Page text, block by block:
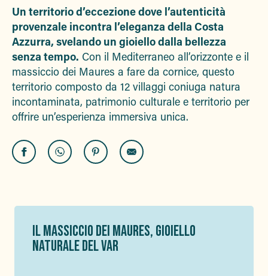
Un territorio d’eccezione dove l’autenticità
provenzale incontra l’eleganza della Costa
Azzurra, svelando un gioiello dalla bellezza
senza tempo. Con il Mediterraneo all’orizzonte e il
massiccio dei Maures a fare da cornice, questo
territorio composto da 12 villaggi coniuga natura
incontaminata, patrimonio culturale e territorio per
offrire un’esperienza immersiva unica.
IL MASSICCIO DEI MAURES, GIOIELLO
NATURALE DEL VAR